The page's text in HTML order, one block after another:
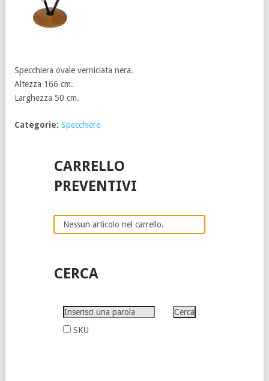
Specchiera ovale verniciata nera.
Altezza 166 cm.
Larghezza 50 cm.
Categorie: Specchiere
CARRELLO
PREVENTIVI
Nessun articolo nel carrello.
CERCA
SKU